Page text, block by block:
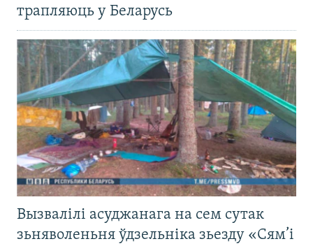
трапляюць у Беларусь
Вызвалілі асуджанага на сем сутак
зьняволеньня ўдзельніка зьезду «Сям’і